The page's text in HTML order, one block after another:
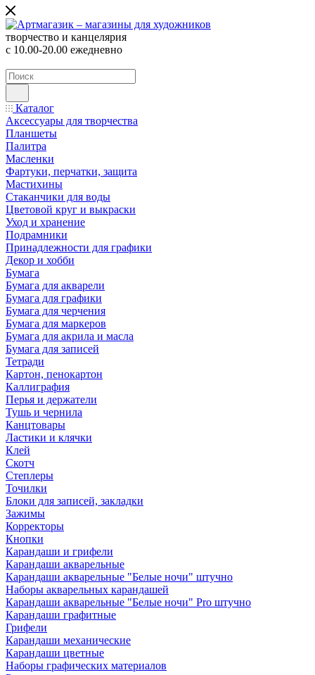
творчество и канцелярия
с 10.00-20.00 ежедневно
Каталог
Аксессуары для творчества
Планшеты
Палитра
Масленки
Фартуки, перчатки, защита
Мастихины
Стаканчики для воды
Цветовой круг и выкраски
Уход и хранение
Подрамники
Принадлежности для графики
Декор и хобби
Бумага
Бумага для акварели
Бумага для графики
Бумага для черчения
Бумага для маркеров
Бумага для акрила и масла
Бумага для записей
Тетради
Картон, пенокартон
Каллиграфия
Перья и держатели
Тушь и чернила
Канцтовары
Ластики и клячки
Клей
Скотч
Степлеры
Точилки
Блоки для записей, закладки
Зажимы
Корректоры
Кнопки
Карандаши и грифели
Карандаши акварельные
Карандаши акварельные "Белые ночи" штучно
Наборы акварельных карандашей
Карандаши акварельные "Белые ночи" Pro штучно
Карандаши графитные
Грифели
Карандаши механические
Карандаши цветные
Наборы графических материалов